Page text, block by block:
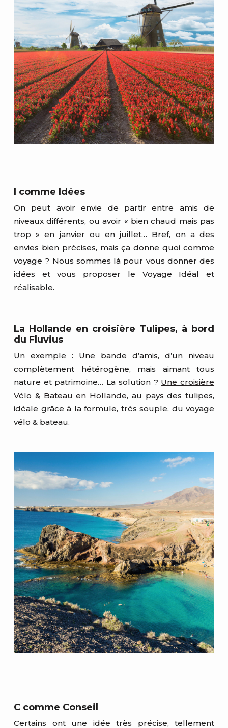
I comme Idées
On peut avoir envie de partir entre amis de
niveaux différents, ou avoir « bien chaud mais pas
trop » en janvier ou en juillet… Bref, on a des
envies bien précises, mais ça donne quoi comme
voyage ? Nous sommes là pour vous donner des
idées et vous proposer le Voyage Idéal et
réalisable.
La Hollande en croisière Tulipes, à bord
du Fluvius
Un exemple : Une bande d’amis, d’un niveau
complètement hétérogène, mais aimant tous
nature et patrimoine… La solution ? Une croisière
Vélo & Bateau en Hollande, au pays des tulipes,
idéale grâce à la formule, très souple, du voyage
vélo & bateau.
C comme Conseil
Certains ont une idée très précise, tellement